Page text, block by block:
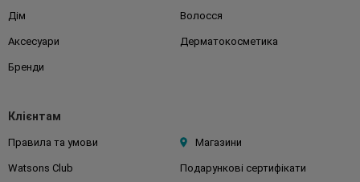
Дім Волосся
Аксесуари Дерматокосметика
Бренди
Клієнтам
Правила та умови Магазини
Watsons Club Подарункові сертифікати